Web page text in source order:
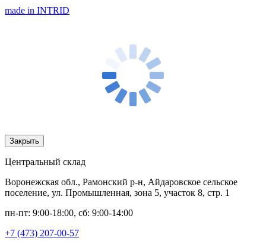
made in INTRID
Закрыть
Центральный склад
Воронежская обл., Рамонский р-н, Айдаровское сельское
поселение, ул. Промышленная, зона 5, участок 8, стр. 1
пн-пт: 9:00-18:00, сб: 9:00-14:00
+7 (473) 207-00-57